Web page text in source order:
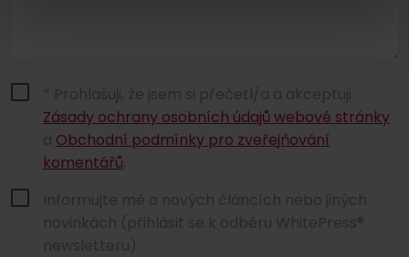
* Prohlašuji, že jsem si přečetl/a a akceptuji
Zásady ochrany osobních údajů webové stránky
a Obchodní podmínky pro zveřejňování
komentářů
Informujte mě o nových článcích nebo jiných
novinkách (přihlásit se k odběru WhitePress®
newsletteru).